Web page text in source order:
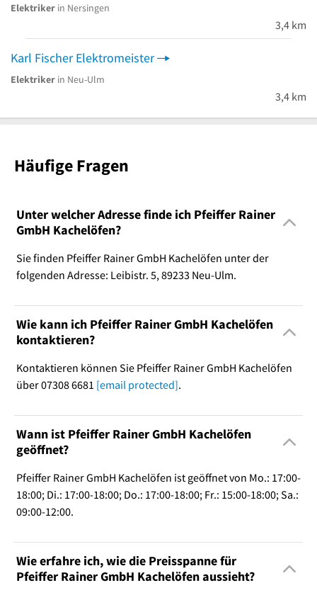
Elektriker in Nersingen
3,4 km
Karl Fischer Elektromeister
Elektriker in Neu-Ulm
3,4 km
Häufige Fragen
Unter welcher Adresse finde ich Pfeiffer Rainer
GmbH Kachelöfen?
Sie finden Pfeiffer Rainer GmbH Kachelöfen unter der
folgenden Adresse: Leibistr. 5, 89233 Neu-Ulm.
Wie kann ich Pfeiffer Rainer GmbH Kachelöfen
kontaktieren?
Kontaktieren können Sie Pfeiffer Rainer GmbH Kachelöfen
über 07308 6681 [email protected].
Wann ist Pfeiffer Rainer GmbH Kachelöfen
geöffnet?
Pfeiffer Rainer GmbH Kachelöfen ist geöffnet von Mo.: 17:00-
18:00; Di.: 17:00-18:00; Do.: 17:00-18:00; Fr.: 15:00-18:00; Sa.:
09:00-12:00.
Wie erfahre ich, wie die Preisspanne für
Pfeiffer Rainer GmbH Kachelöfen aussieht?